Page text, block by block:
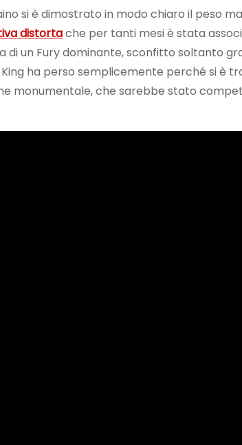
si è dimostrato in modo chiaro il peso
distortache per tanti mesi è stata
un Fury dominante, sconfitto soltanto
ha perso semplicemente perché si è
monumentale, che sarebbe stato